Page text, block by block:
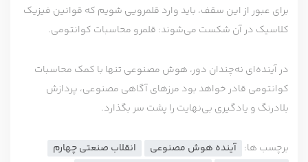
برای عبور از این سقف، باید وارد قلمرویی شویم که قوانین فیزیک
کلاسیک در آن شکست می‌شوند: قلمرو محاسبات کوانتومی.
در آینده‌ای نه‌چندان دور، هوش مصنوعی تنها با کمک محاسبات
کوانتومی قادر خواهد بود مرزهای آگاهی مصنوعی، پردازش
بلادرنگ و یادگیری بی‌نهایت را پشت سر بگذارد.
برچسب ها: آینده هوش مصنوعی
انقلاب صنعتی چهارم